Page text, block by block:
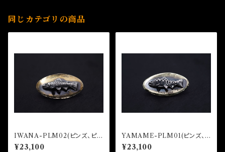
同じカテゴリの商品
IWANA-PLM02(ピンズ、ピン
バッジ)
¥23,100
YAMAME-PLM01(ピンズ、ピ
ンバッジ)
¥23,100